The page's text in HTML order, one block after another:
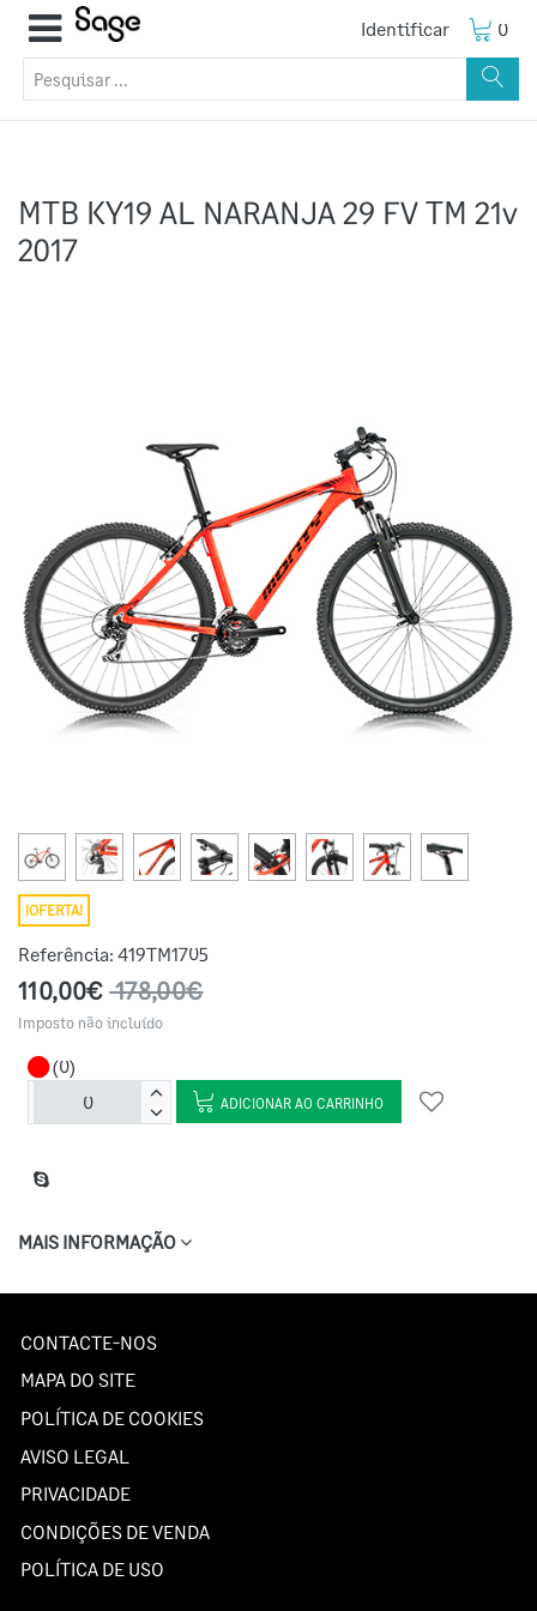
Identificar 0
MTB KY19 AL NARANJA 29 FV TM 21v
2017
¡OFERTA!
Referência: 419TM1705
110,00€178,00€
Imposto não incluído
(0)
ADICIONAR AO CARRINHO
MAIS INFORMAÇÃO
CONTACTE-NOS
MAPA DO SITE
POLÍTICA DE COOKIES
AVISO LEGAL
PRIVACIDADE
CONDIÇÕES DE VENDA
POLÍTICA DE USO